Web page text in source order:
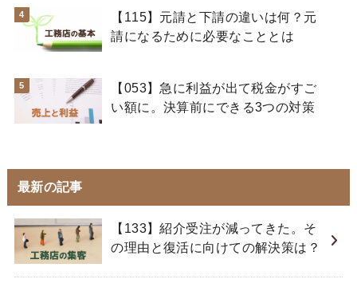
【115】元請と下請の違いは何？元
請になるために必要なこととは
【053】急に利益が出て税金がすご
い額に。決算前にできる3つの対策
最新の記事
【133】紹介受注が減ってきた。そ
の理由と復活に向けての解決策は？